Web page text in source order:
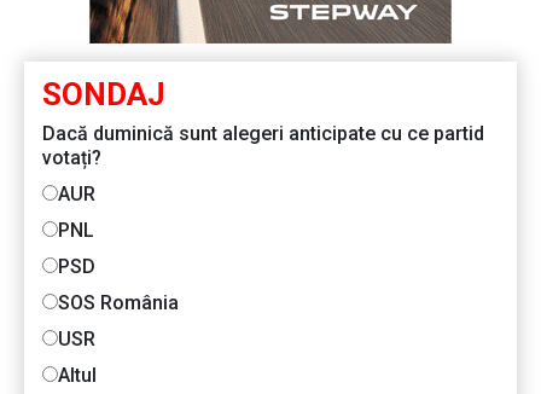
SONDAJ
Dacă duminică sunt alegeri anticipate cu ce partid
votați?
AUR
PNL
PSD
SOS România
USR
Altul